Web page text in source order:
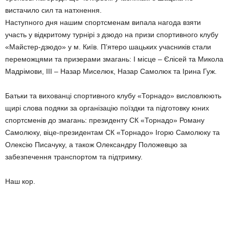
вистачило сил та натхнення.
Наступного дня нашим спортсменам випала нагода взяти
участь у відкритому турнірі з дзюдо на призи спортивного клубу
«Майстер-дзюдо» у м. Київ. П’ятеро шацьких учасників стали
переможцями та призерами змагань: І місце – Єлісей та Микола
Мадрімови, ІІІ – Назар Миселюк, Назар Самолюк та Ірина Гуж.
Батьки та вихованці спортивного клубу «Торнадо» висловлюють
щирі слова подяки за організацію поїздки та підготовку юних
спортсменів до змагань: президенту СК «Торнадо» Роману
Самолюку, віце-президентам СК «Торнадо» Ігорю Самолюку та
Олексію Писачуку, а також Олександру Положевцю за
забезпечення транспортом та підтримку.
Наш кор.